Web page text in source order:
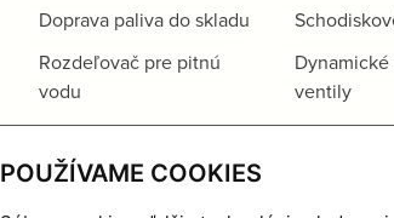
POUŽÍVAME COOKIES
Doprava paliva do skladu
Rozdeľovač pre pitnú
vodu
ventily